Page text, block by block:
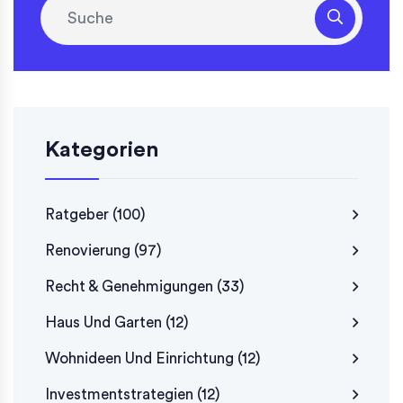
Kategorien
Ratgeber (100)
Renovierung (97)
Recht & Genehmigungen (33)
Haus Und Garten (12)
Wohnideen Und Einrichtung (12)
Investmentstrategien (12)